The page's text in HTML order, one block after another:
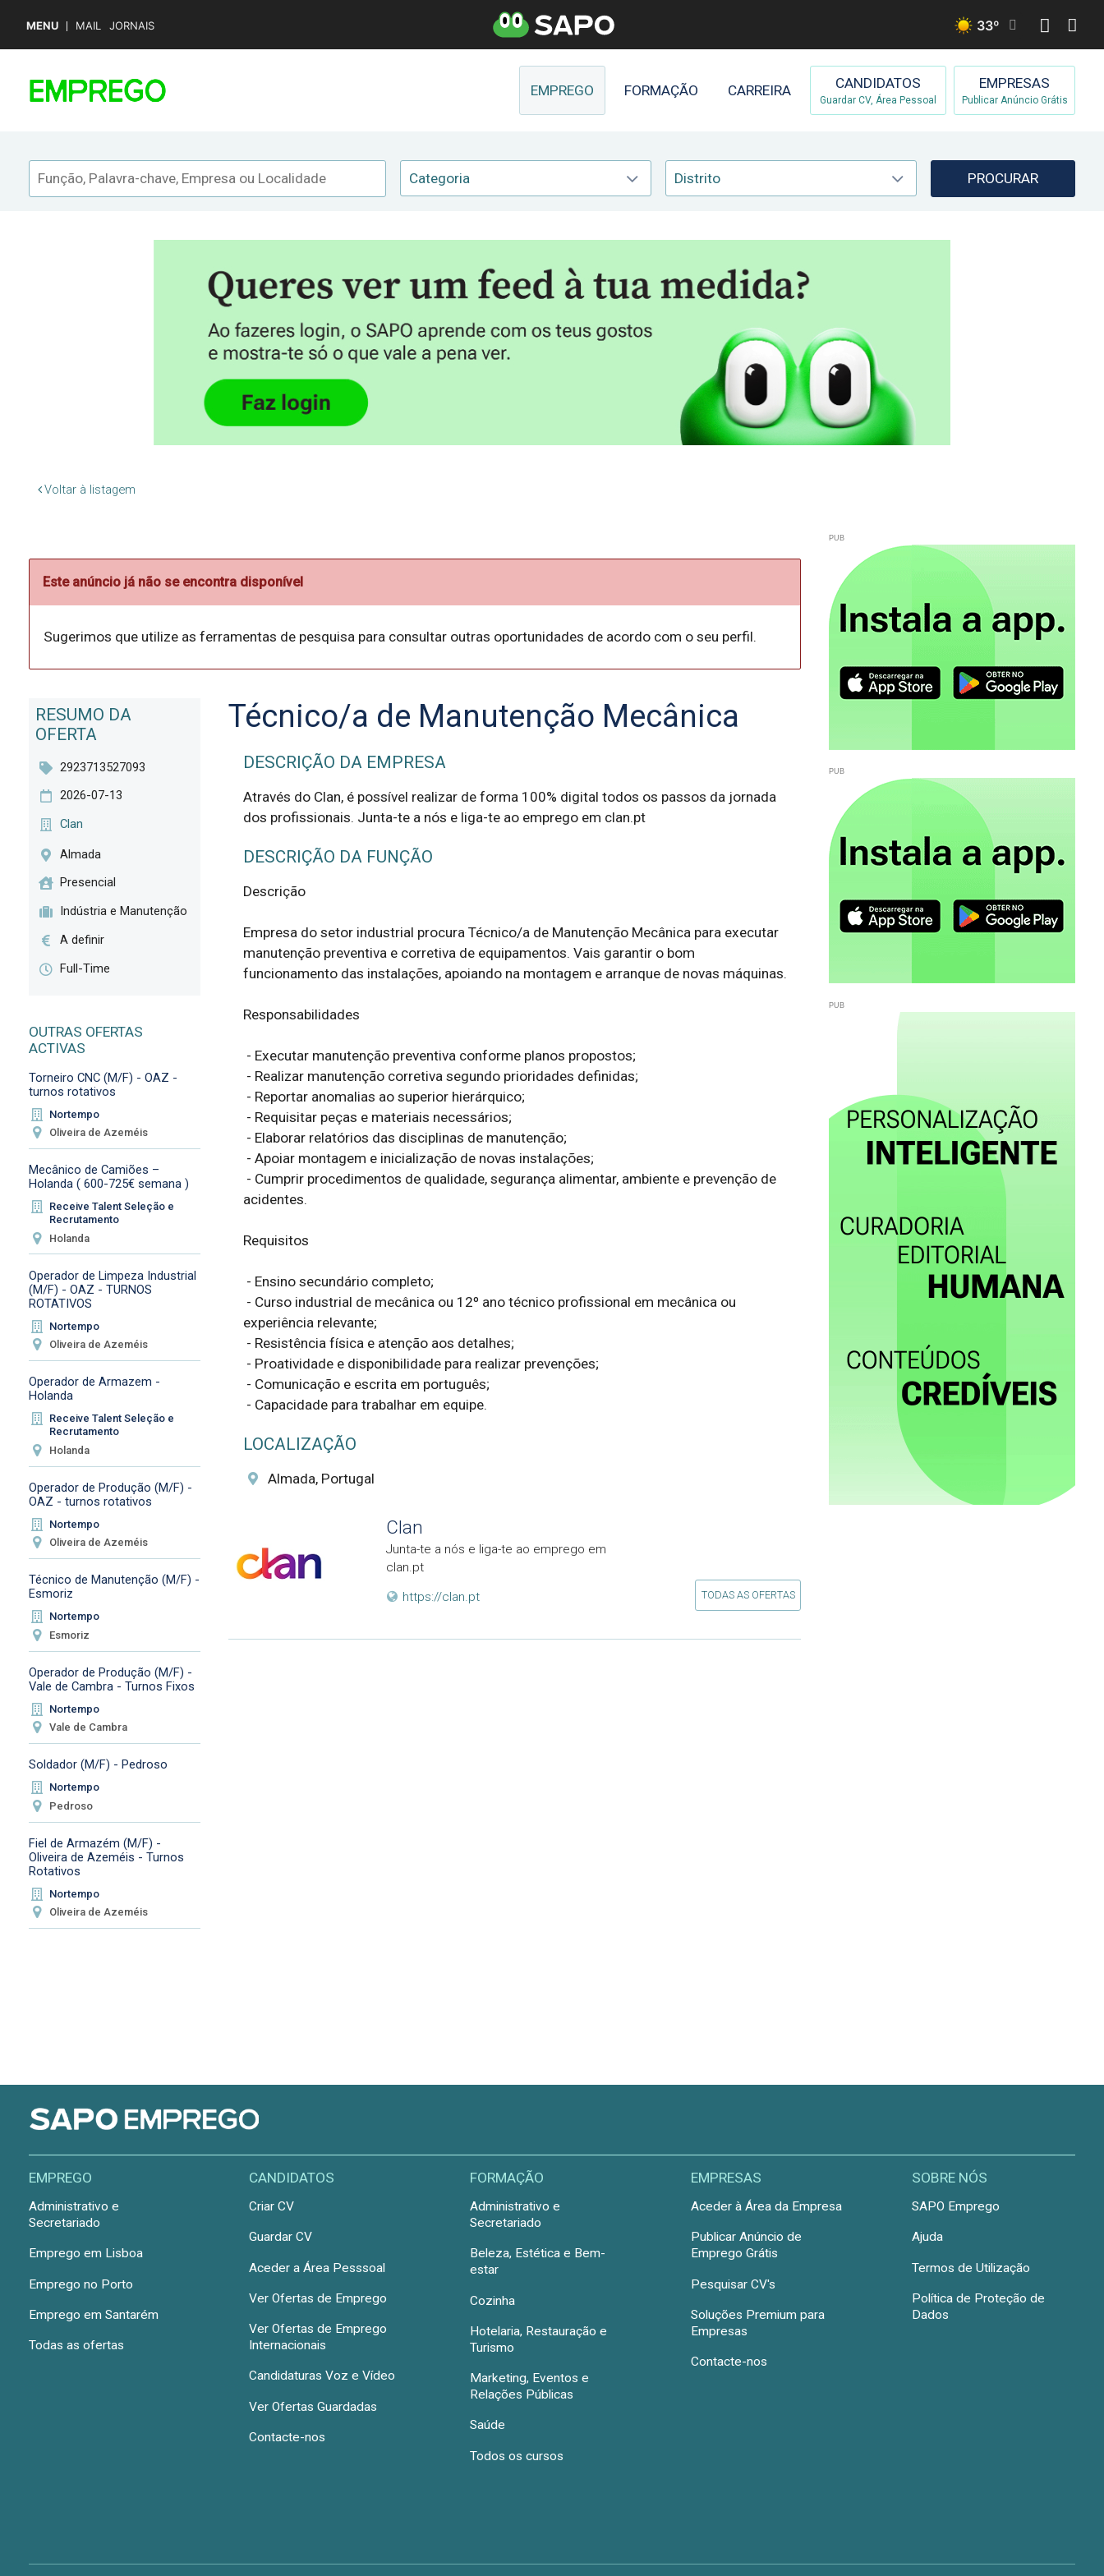
MENU MAIL JORNAIS 33º
EMPREGO FORMAÇÃO CARREIRA CANDIDATOS
Guardar CV, Área Pessoal
EMPRESAS
Publicar Anúncio Grátis
Categoria Distrito PROCURAR
Voltar à listagem
Este anúncio já não se encontra disponível
Sugerimos que utilize as ferramentas de pesquisa para consultar outras oportunidades de acordo com o seu perfil.
RESUMO DA
OFERTA
2923713527093
2026-07-13
Clan
Almada
Presencial
Indústria e Manutenção
A definir
Full-Time
OUTRAS OFERTAS
ACTIVAS
Torneiro CNC (M/F) - OAZ -
turnos rotativos
Nortempo
Oliveira de Azeméis
Mecânico de Camiões –
Holanda ( 600-725€ semana )
Receive Talent Seleção e
Recrutamento
Holanda
Operador de Limpeza Industrial
(M/F) - OAZ - TURNOS
ROTATIVOS
Nortempo
Oliveira de Azeméis
Operador de Armazem -
Holanda
Receive Talent Seleção e
Recrutamento
Holanda
Operador de Produção (M/F) -
OAZ - turnos rotativos
Nortempo
Oliveira de Azeméis
Técnico de Manutenção (M/F) -
Esmoriz
Nortempo
Esmoriz
Operador de Produção (M/F) -
Vale de Cambra - Turnos Fixos
Nortempo
Vale de Cambra
Soldador (M/F) - Pedroso
Nortempo
Pedroso
Fiel de Armazém (M/F) -
Oliveira de Azeméis - Turnos
Rotativos
Nortempo
Oliveira de Azeméis
Técnico/a de Manutenção Mecânica
DESCRIÇÃO DA EMPRESA
Através do Clan, é possível realizar de forma 100% digital todos os passos da jornada
dos profissionais. Junta-te a nós e liga-te ao emprego em clan.pt
DESCRIÇÃO DA FUNÇÃO
Descrição
Empresa do setor industrial procura Técnico/a de Manutenção Mecânica para executar
manutenção preventiva e corretiva de equipamentos. Vais garantir o bom
funcionamento das instalações, apoiando na montagem e arranque de novas máquinas.
Responsabilidades
acidentes.
Requisitos
experiência relevante;
- Capacidade para trabalhar em equipe.
LOCALIZAÇÃO
Almada, Portugal
Clan
Junta-te a nós e liga-te ao emprego em
clan.pt
https://clan.pt
TODAS AS OFERTAS
EMPREGO
Administrativo e
Secretariado
Emprego em Lisboa
Emprego no Porto
Emprego em Santarém
Todas as ofertas
CANDIDATOS
Criar CV
Guardar CV
Aceder a Área Pesssoal
Ver Ofertas de Emprego
Ver Ofertas de Emprego
Internacionais
Candidaturas Voz e Vídeo
Ver Ofertas Guardadas
Contacte-nos
FORMAÇÃO
Administrativo e
Secretariado
Beleza, Estética e Bem-
estar
Cozinha
Hotelaria, Restauração e
Turismo
Marketing, Eventos e
Relações Públicas
Saúde
Todos os cursos
EMPRESAS
Aceder à Área da Empresa
Publicar Anúncio de
Emprego Grátis
Pesquisar CV's
Soluções Premium para
Empresas
Contacte-nos
SOBRE NÓS
SAPO Emprego
Ajuda
Termos de Utilização
Política de Proteção de
Dados